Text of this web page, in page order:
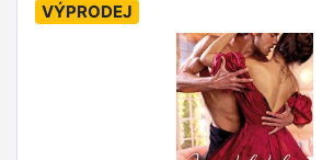
VÝPRODEJ